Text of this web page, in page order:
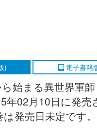
) 電子書籍
始まる異世界軍
年02月10日に発売
発売日未定です。